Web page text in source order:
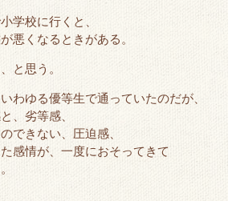
学校に行くと、
悪くなるときがある。
と思う。
わゆる優等生で通っていたのだが、
、劣等感、
できない、圧迫感、
感情が、一度におそってきて